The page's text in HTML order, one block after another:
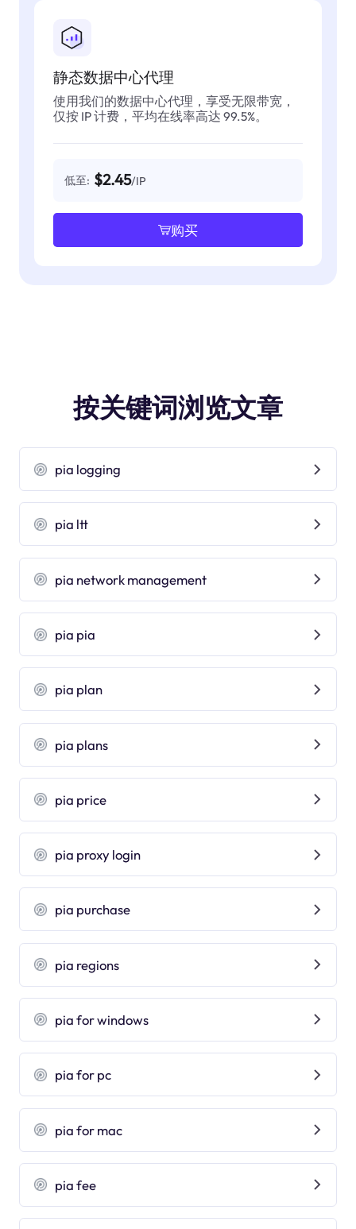
静态数据中心代理
使用我们的数据中心代理，享受无限带宽，
仅按 IP 计费，平均在线率高达 99.5%。
低至: $2.45/IP
购买
按关键词浏览文章
pia logging
pia ltt
pia network management
pia pia
pia plan
pia plans
pia price
pia proxy login
pia purchase
pia regions
pia for windows
pia for pc
pia for mac
pia fee